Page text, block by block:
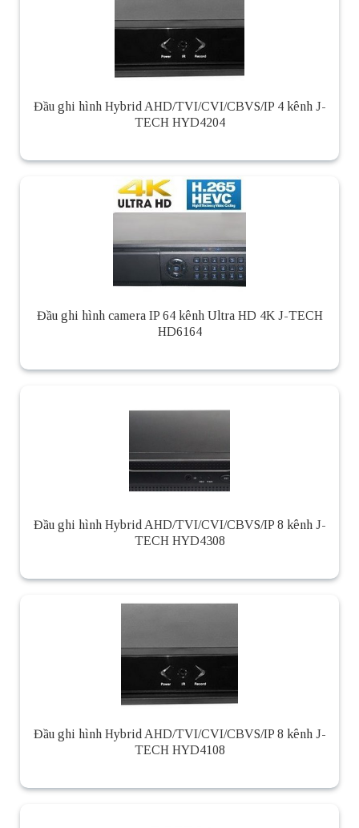
Đầu ghi hình Hybrid AHD/TVI/CVI/CBVS/IP 4 kênh J-
TECH HYD4204
Đầu ghi hình camera IP 64 kênh Ultra HD 4K J-TECH
HD6164
Đầu ghi hình Hybrid AHD/TVI/CVI/CBVS/IP 8 kênh J-
TECH HYD4308
Đầu ghi hình Hybrid AHD/TVI/CVI/CBVS/IP 8 kênh J-
TECH HYD4108